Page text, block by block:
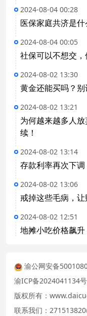
2024-08-04 00:28
医保家庭共济是
2024-08-04 00:05
社保可以不想交，
2024-08-02 13:30
黄金还能买吗？别
2024-08-02 13:21
为何越来越多人
续！
2024-08-02 13:14
存款利率再次下调
2024-08-02 13:06
戒掉这些毛病，
2024-08-02 12:51
地摊小吃价格飙
渝公网安备
渝ICP备2024041134
版权所有：
联系我们：